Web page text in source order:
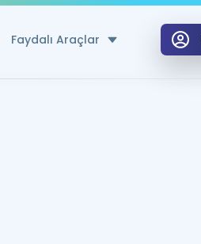
Faydalı Araçlar
Hesaplama Aracı